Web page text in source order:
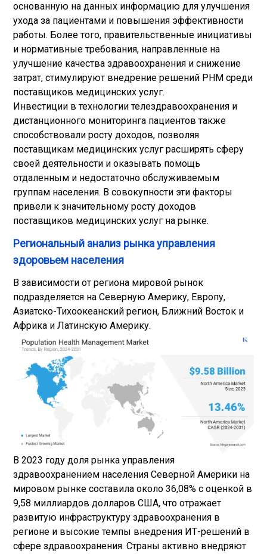
основанную на данных информацию для улучшения
ухода за пациентами и повышения эффективности
работы. Более того, правительственные инициативы
и нормативные требования, направленные на
улучшение качества здравоохранения и снижение
затрат, стимулируют внедрение решений PHM среди
поставщиков медицинских услуг.
Инвестиции в технологии телездравоохранения и
дистанционного мониторинга пациентов также
способствовали росту доходов, позволяя
поставщикам медицинских услуг расширять сферу
своей деятельности и оказывать помощь
отдаленным и недостаточно обслуживаемым
группам населения. В совокупности эти факторы
привели к значительному росту доходов
поставщиков медицинских услуг на рынке.
Региональный анализ рынка управления
здоровьем населения
В зависимости от региона мировой рынок
подразделяется на Северную Америку, Европу,
Азиатско-Тихоокеанский регион, Ближний Восток и
Африка и Латинскую Америку.
В 2023 году доля рынка управления
здравоохранением населения Северной Америки на
мировом рынке составила около 36,08% с оценкой в
​​9,58 миллиардов долларов США, что отражает
развитую инфраструктуру здравоохранения в
регионе и высокие темпы внедрения ИТ-решений в
сфере здравоохранения. Страны активно внедряют